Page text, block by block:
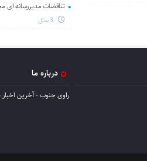
تناقضات مدیررسانه
درباره ما
راوی جنوب - آخرین